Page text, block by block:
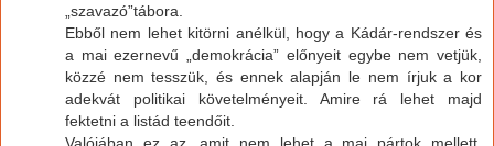
„szavazó”tábora.
Ebből nem lehet kitörni anélkül, hogy a Kádár-rendszer és
a mai ezernevű „demokrácia” előnyeit egybe nem vetjük,
közzé nem tesszük, és ennek alapján le nem írjuk a kor
adekvát politikai követelményeit. Amire rá lehet majd
fektetni a listád teendőit.